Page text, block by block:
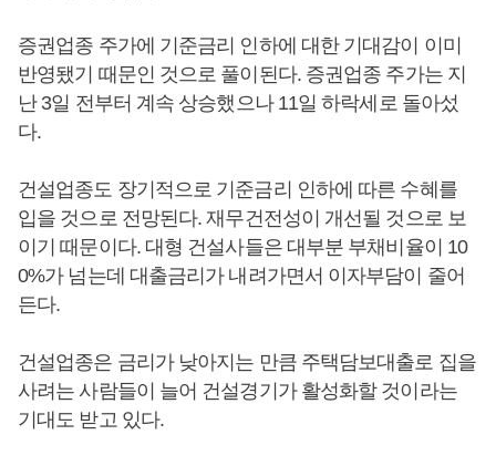
증권업종 주가에 기준금리 인하에 대한 기대감이 이미
반영됐기 때문인 것으로 풀이된다. 증권업종 주가는 지
난 3일 전부터 계속 상승했으나 11일 하락세로 돌아섰
다.
건설업종도 장기적으로 기준금리 인하에 따른 수혜를
입을 것으로 전망된다. 재무건전성이 개선될 것으로 보
이기 때문이다. 대형 건설사들은 대부분 부채비율이 10
0%가 넘는데 대출금리가 내려가면서 이자부담이 줄어
든다.
건설업종은 금리가 낮아지는 만큼 주택담보대출로 집을
사려는 사람들이 늘어 건설경기가 활성화할 것이라는
기대도 받고 있다.